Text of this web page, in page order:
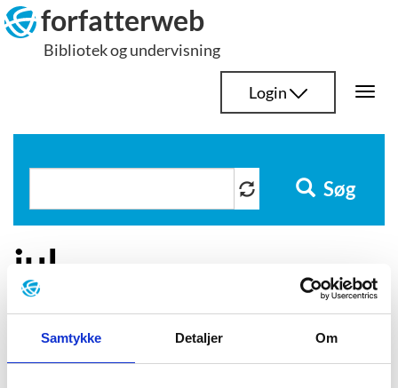
Samtykke Detaljer Om
Hop
til
indhold
forfatterweb
Bibliotek og undervisning
Login
Søg
jul
Claire Keegan